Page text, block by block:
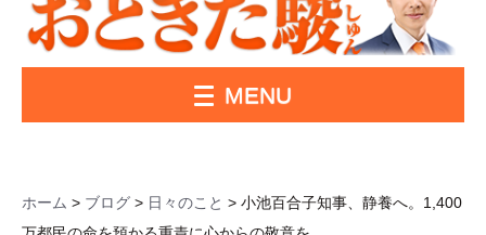
MENU
ホーム > ブログ > 日々のこと > 小池百合子知事、静養へ。1,400